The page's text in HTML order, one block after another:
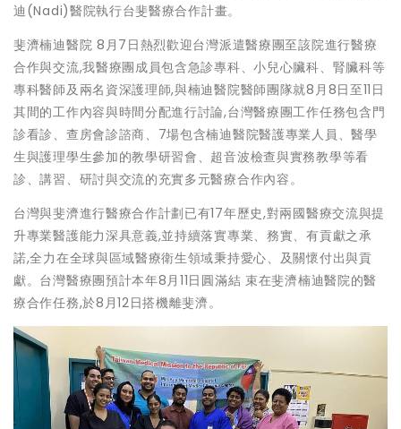
迪(Nadi)醫院執行台斐醫療合作計畫。
斐濟楠迪醫院 8月7日熱烈歡迎台灣派遣醫療團至該院進行醫療
合作與交流,我醫療團成員包含急診專科、小兒心臟科、腎臟科等
專科醫師及兩名資深護理師,與楠迪醫院醫師團隊就8月8日至11日
其間的工作內容與時間分配進行討論,台灣醫療團工作任務包含門
診看診、查房會診諮商、7場包含楠迪醫院醫護專業人員、醫學
生與護理學生參加的教學研習會、超音波檢查與實務教學等看
診、講習、研討與交流的充實多元醫療合作內容。
台灣與斐濟進行醫療合作計劃已有17年歷史,對兩國醫療交流與提
升專業醫護能力深具意義,並持續落實專業、務實、有貢獻之承
諾,全力在全球與區域醫療衛生領域秉持愛心、及關懷付出與貢
獻。台灣醫療團預計本年8月11日圓滿結 束在斐濟楠迪醫院的醫
療合作任務,於8月12日搭機離斐濟。